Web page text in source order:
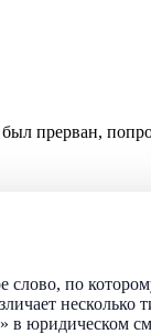
прерван,
слово, по
в юридическом